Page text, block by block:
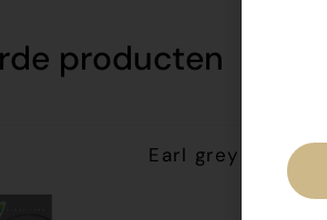
producten
Earl grey thee